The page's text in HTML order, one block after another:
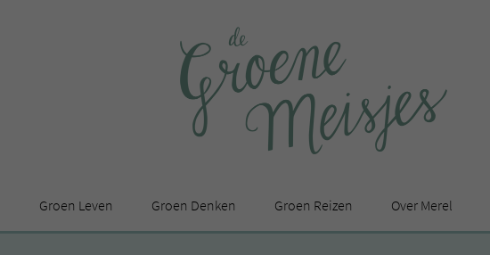
Groen Leven Groen Denken Groen Reizen Over Merel